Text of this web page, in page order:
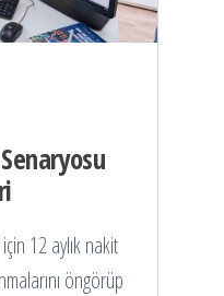
12 aylık nakit
öngörüp